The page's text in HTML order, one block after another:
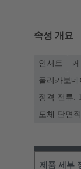
속성 개요
인서트
폴리카보네
정격 전류:
도체 단면
제품 세부